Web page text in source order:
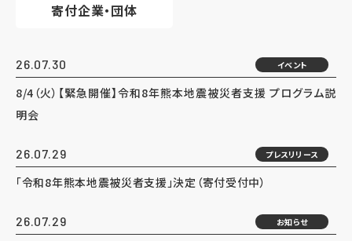
寄付企業・団体
26.07.30 イベント
8/4（火）【緊急開催】令和8年熊本地震被災者支援 プログラム説
明会
26.07.29 プレスリリース
「令和8年熊本地震被災者支援」決定（寄付受付中）
26.07.29 お知らせ